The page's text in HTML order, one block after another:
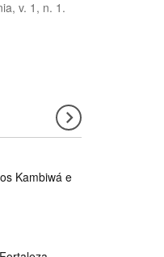
v. 1, n. 1.
Kambiwá e